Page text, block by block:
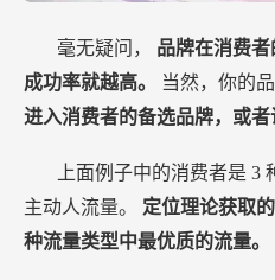
毫无疑问， 品牌在消费者
成功率就越高。
当然，你的
进入消费者的备选品牌，或者
上面例子中的消费者是 3
主动人流量。 定位理论获取
种流量类型中最优质的流量。